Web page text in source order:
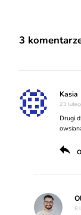
3
Kasia
23
Drugi
8